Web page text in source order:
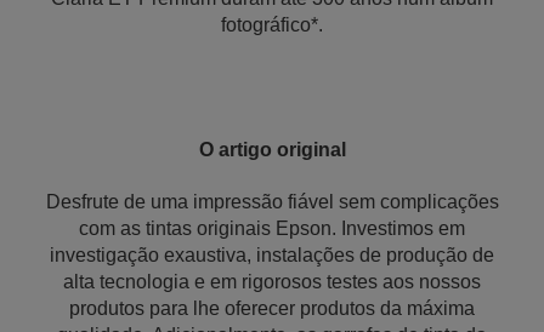
fotográfico*.
O artigo original
Desfrute de uma impressão fiável sem complicações
com as tintas originais Epson. Investimos em
investigação exaustiva, instalações de produção de
alta tecnologia e em rigorosos testes aos nossos
produtos para lhe oferecer produtos da máxima